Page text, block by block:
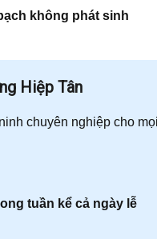
không phát sinh
Hiệp Tân
chuyên nghiệp cho
tuần kể cả ngày lễ